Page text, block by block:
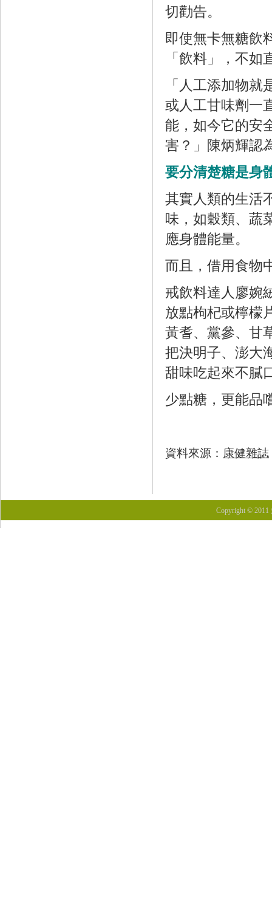
切勸告。
即使無卡無糖飲
「飲料」，不
「人工添加物
或人工甘味劑一
能，如今它的安
害？」陳炳輝認
要分清楚糖是身
其實人類的生活
味，如穀類、蔬
應身體能量。
而且，借用食物
戒飲料達人廖婉
放點枸杞或檸檬
黃耆、黨參、甘
把決明子、澎大
甜味吃起來不膩
少點糖，更能品
資料來源： 康健雜誌
Copyright © 2011